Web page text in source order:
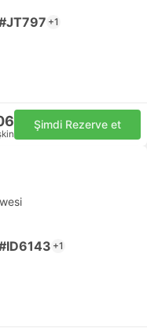
+1
Şimdi Rezerve et
+1